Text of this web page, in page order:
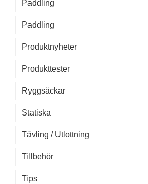
Paddling
Paddling
Produktnyheter
Produkttester
Ryggsäckar
Statiska
Tävling / Utlottning
Tillbehör
Tips